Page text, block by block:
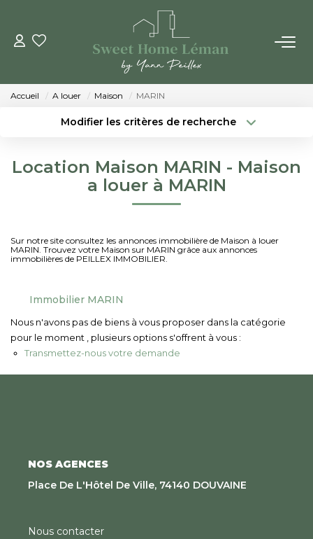
ACHETER
VENDRE
LES AGENCES
Notre Équipe
Nous Rejoindre
Accueil A louer Maison MARIN
Modifier les critères de recherche
Budget max
Location Maison MARIN - Maison
a louer à MARIN
Sur notre site consultez les annonces immobilière de Maison à louer
MARIN. Trouvez votre Maison sur MARIN grâce aux annonces
immobilières de PEILLEX IMMOBILIER.
Immobilier MARIN
Nous n'avons pas de biens à vous proposer dans la catégorie
pour le moment , plusieurs options s'offrent à vous :
Transmettez-nous votre demande
NOS AGENCES
Place De L'Hôtel De Ville, 74140 DOUVAINE
Nous contacter